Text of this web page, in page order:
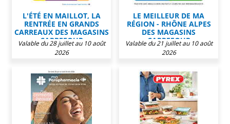
L'ÉTÉ EN MAILLOT, LA
RENTRÉE EN GRANDS
CARREAUX DES MAGASINS
CARREFOUR
Valable du 28 juillet au 10 août
2026
LE MEILLEUR DE MA
RÉGION - RHÔNE ALPES
DES MAGASINS
CARREFOUR
Valable du 21 juillet au 10 août
2026